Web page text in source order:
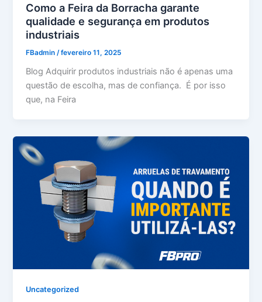
Como a Feira da Borracha garante
qualidade e segurança em produtos
industriais
FBadmin /fevereiro 11, 2025
Blog Adquirir produtos industriais não é apenas uma
questão de escolha, mas de confiança. É por isso
que, na Feira
Uncategorized